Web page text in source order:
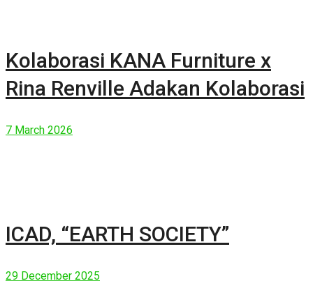
Kolaborasi KANA Furniture x
Rina Renville Adakan Kolaborasi
7 March 2026
ICAD, “EARTH SOCIETY”
29 December 2025